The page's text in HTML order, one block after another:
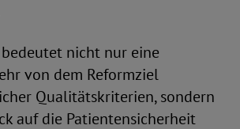
nicht nur eine
von dem Reformziel
Qualitätskriterien, sondern
auf die Patientensicherheit